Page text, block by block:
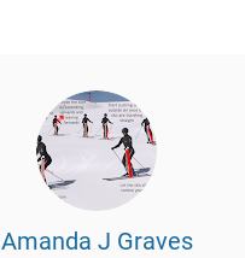
Amanda J Graves